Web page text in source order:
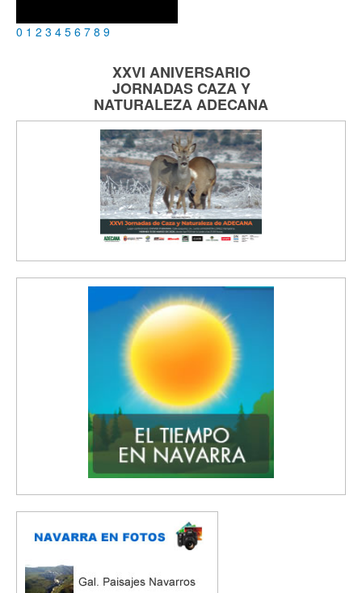
0 1 2 3 4 5 6 7 8 9
XXVI ANIVERSARIO
JORNADASCAZA Y
NATURALEZAADECANA